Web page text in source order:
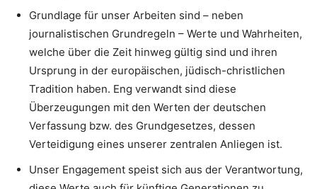
Grundlage für unser Arbeiten sind – neben
journalistischen Grundregeln – Werte und Wahrheiten,
welche über die Zeit hinweg gültig sind und ihren
Ursprung in der europäischen, jüdisch-christlichen
Tradition haben. Eng verwandt sind diese
Überzeugungen mit den Werten der deutschen
Verfassung bzw. des Grundgesetzes, dessen
Verteidigung eines unserer zentralen Anliegen ist.
Unser Engagement speist sich aus der Verantwortung,